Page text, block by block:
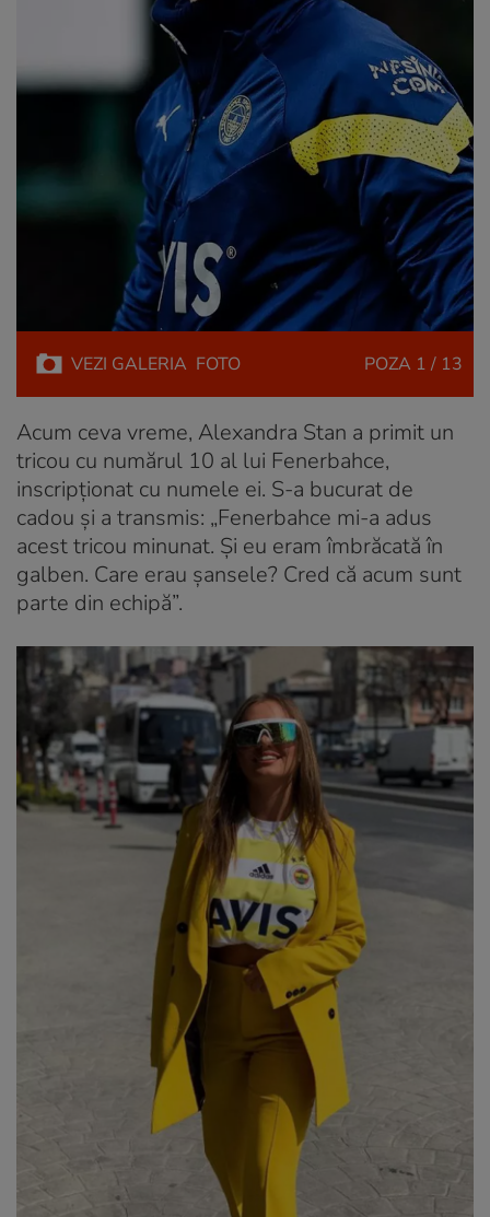
VEZI GALERIA FOTO POZA 1 / 13
Acum ceva vreme, Alexandra Stan a primit un
tricou cu numărul 10 al lui Fenerbahce,
inscripționat cu numele ei. S-a bucurat de
cadou și a transmis: „Fenerbahce mi-a adus
acest tricou minunat. Și eu eram îmbrăcată în
galben. Care erau șansele? Cred că acum sunt
parte din echipă”.